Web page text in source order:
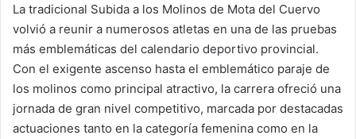
La tradicional Subida a los Molinos de Mota del Cuervo
volvió a reunir a numerosos atletas en una de las pruebas
más emblemáticas del calendario deportivo provincial.
Con el exigente ascenso hasta el emblemático paraje de
los molinos como principal atractivo, la carrera ofreció una
jornada de gran nivel competitivo, marcada por destacadas
actuaciones tanto en la categoría femenina como en la